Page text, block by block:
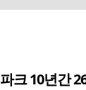
크 10년간